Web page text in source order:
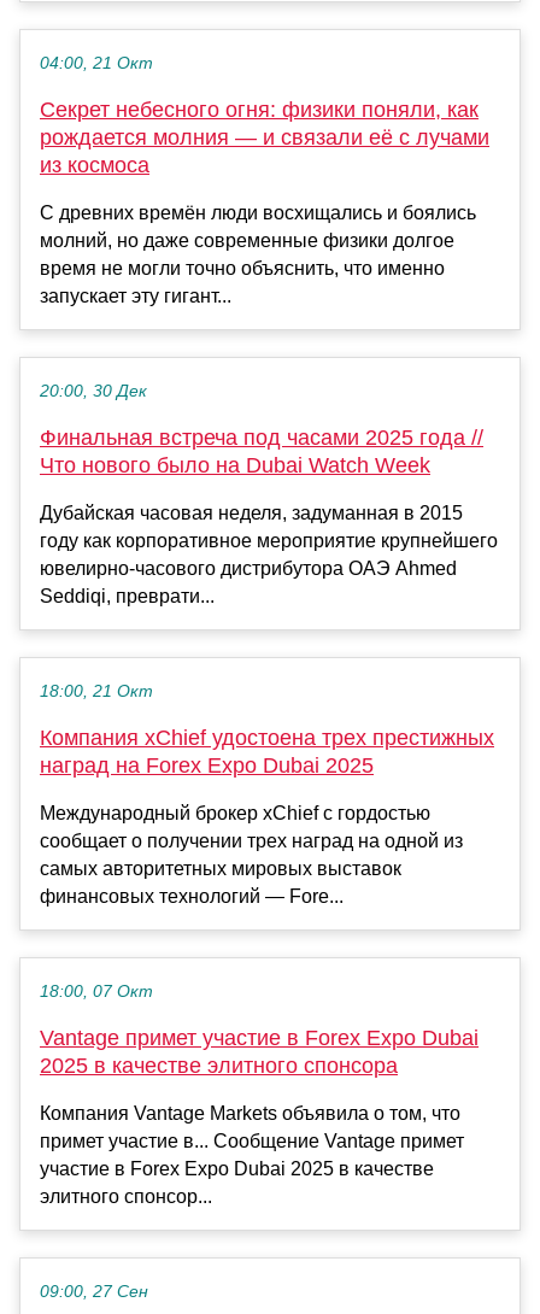
04:00, 21 Окт
Секрет небесного огня: физики поняли, как
рождается молния — и связали её с лучами
из космоса
С древних времён люди восхищались и боялись
молний, но даже современные физики долгое
время не могли точно объяснить, что именно
запускает эту гигант...
20:00, 30 Дек
Финальная встреча под часами 2025 года //
Что нового было на Dubai Watch Week
Дубайская часовая неделя, задуманная в 2015
году как корпоративное мероприятие крупнейшего
ювелирно-часового дистрибутора ОАЭ Ahmed
Seddiqi, преврати...
18:00, 21 Окт
Компания xChief удостоена трех престижных
наград на Forex Expo Dubai 2025
Международный брокер xChief с гордостью
сообщает о получении трех наград на одной из
самых авторитетных мировых выставок
финансовых технологий — Fore...
18:00, 07 Окт
Vantage примет участие в Forex Expo Dubai
2025 в качестве элитного спонсора
Компания Vantage Markets объявила о том, что
примет участие в... Сообщение Vantage примет
участие в Forex Expo Dubai 2025 в качестве
элитного спонсор...
09:00, 27 Сен